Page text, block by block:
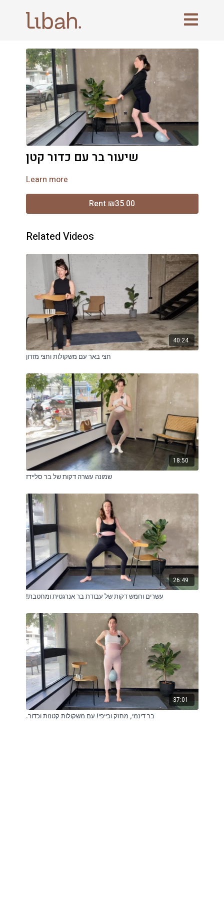
שיעור בר עם כדור קטן
Learn more
Rent ₪35.00
Related Videos
40:24
חצי באר עם משקולות וחצי מזרון
18:50
שמונה עשרה דקות של בר סליידז
26:49
!עשרים וחמש דקות של עבודת בר אנרגטית ומחטבת
37:01
.בר דינמי, מחזק וכייפי! עם משקולות קטנות וכדור